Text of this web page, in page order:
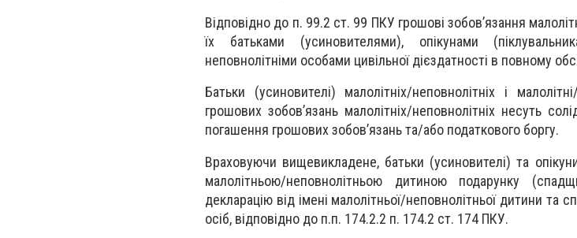
Відповідно до п. 99.2 ст. 99 ПКУ грошові зобов’язання
їх батьками (усиновителями), опікунами
неповнолітніми особами цивільної дієздатності в повному
Батьки (усиновителі) малолітніх/неповнолітніх і
грошових зобов’язань малолітніх/неповнолітніх несуть
погашення грошових зобов’язань та/або податкового боргу.
Враховуючи вищевикладене, батьки (усиновителі) та
малолітньою/неповнолітньою дитиною подарунку
декларацію від імені малолітньої/неповнолітньої дитини та
осіб, відповідно до п.п. 174.2.2 п. 174.2 ст. 174 ПКУ.